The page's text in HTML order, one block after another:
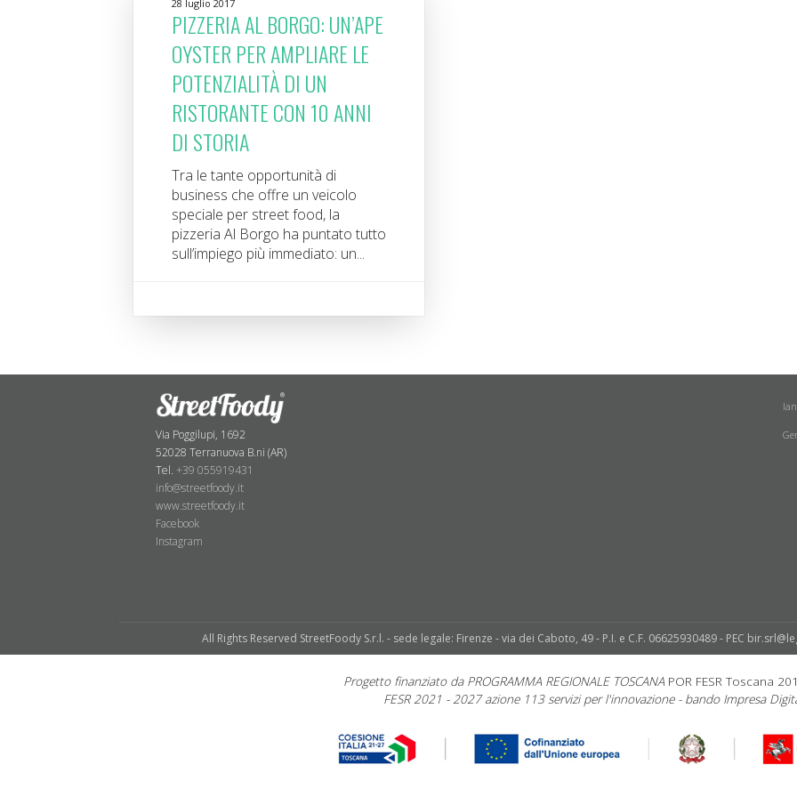
28 luglio 2017
PIZZERIA AL BORGO: UN’APE
OYSTER PER AMPLIARE LE
POTENZIALITÀ DI UN
RISTORANTE CON 10 ANNI
DI STORIA
Tra le tante opportunità di
business che offre un veicolo
speciale per street food, la
pizzeria Al Borgo ha puntato tutto
sull’impiego più immediato: un...
Via Poggilupi, 1692
52028 Terranuova B.ni (AR)
Tel. +39 055919431
info@streetfoody.it
www.streetfoody.it
Facebook
​Instagram
All Rights Reserved StreetFoody S.r.l. - sede legale: Firenze - via dei Caboto, 49 - P.I. e C.F. 06625930489 - PEC
Progetto finanziato da PROGRAMMA REGIONALE TOSCANA POR FESR Toscana
FESR 2021 - 2027 azione 113 servizi per l'innovazione - bando Impresa